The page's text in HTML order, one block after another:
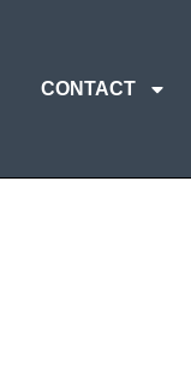
CONTACT